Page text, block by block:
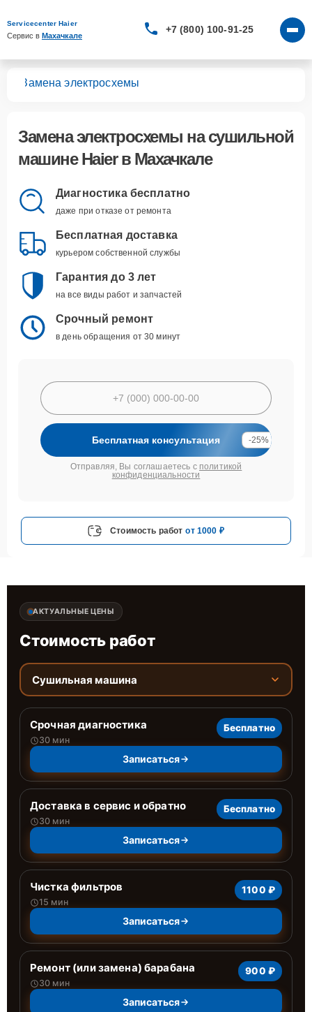
Servicecenter Haier
Сервис в Махачкале
+7 (800) 100-91-25
Замена электросхемы
Замена электросхемы на сушильной
машине Haier в Махачкале
Диагностика бесплатно
даже при отказе от ремонта
Бесплатная доставка
курьером собственной службы
Гарантия до 3 лет
на все виды работ и запчастей
Срочный ремонт
в день обращения от 30 минут
Бесплатная консультация -25%
Отправляя, Вы соглашаетесь с политикой
конфиденциальности
Стоимость работ от 1000 ₽
АКТУАЛЬНЫЕ ЦЕНЫ
Стоимость работ
Сушильная машина
Срочная диагностика
30 мин
Бесплатно
Записаться
Доставка в сервис и обратно
30 мин
Бесплатно
Записаться
Чистка фильтров
15 мин
1100 ₽
Записаться
Ремонт (или замена) барабана
30 мин
900 ₽
Записаться